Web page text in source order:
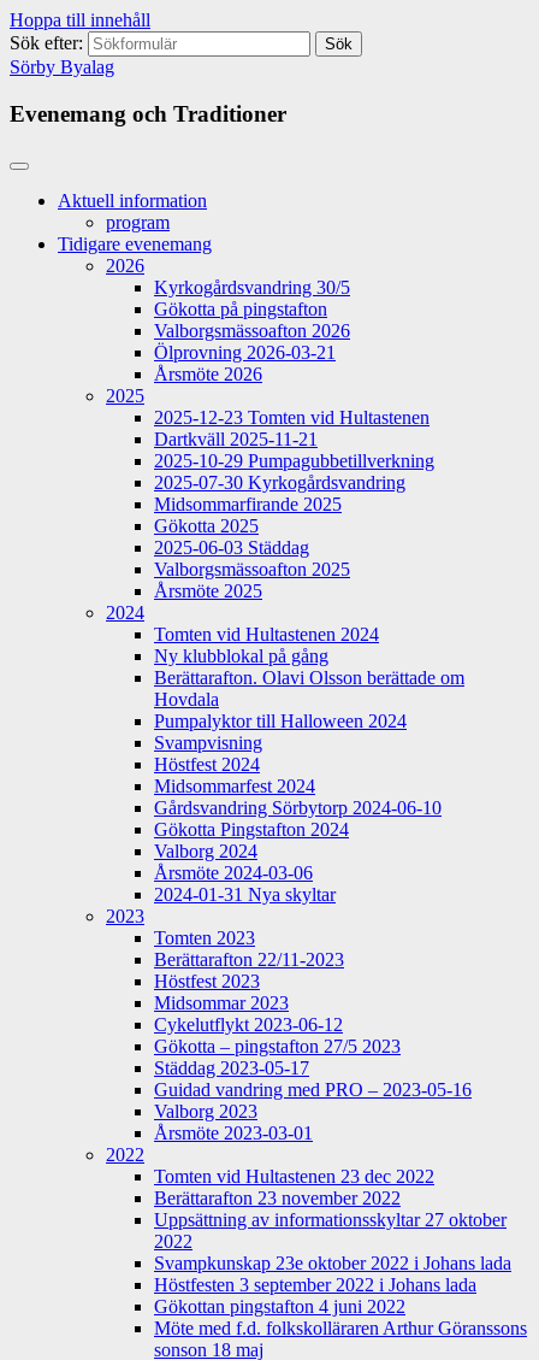
Hoppa till innehåll
Sök efter:
Sörby Byalag
Evenemang och Traditioner
Aktuell information
program
Tidigare evenemang
2026
Kyrkogårdsvandring 30/5
Gökotta på pingstafton
Valborgsmässoafton 2026
Ölprovning 2026-03-21
Årsmöte 2026
2025
2025-12-23 Tomten vid Hultastenen
Dartkväll 2025-11-21
2025-10-29 Pumpagubbetillverkning
2025-07-30 Kyrkogårdsvandring
Midsommarfirande 2025
Gökotta 2025
2025-06-03 Städdag
Valborgsmässoafton 2025
Årsmöte 2025
2024
Tomten vid Hultastenen 2024
Ny klubblokal på gång
Berättarafton. Olavi Olsson berättade om
Hovdala
Pumpalyktor till Halloween 2024
Svampvisning
Höstfest 2024
Midsommarfest 2024
Gårdsvandring Sörbytorp 2024-06-10
Gökotta Pingstafton 2024
Valborg 2024
Årsmöte 2024-03-06
2024-01-31 Nya skyltar
2023
Tomten 2023
Berättarafton 22/11-2023
Höstfest 2023
Midsommar 2023
Cykelutflykt 2023-06-12
Gökotta – pingstafton 27/5 2023
Städdag 2023-05-17
Guidad vandring med PRO – 2023-05-16
Valborg 2023
Årsmöte 2023-03-01
2022
Tomten vid Hultastenen 23 dec 2022
Berättarafton 23 november 2022
Uppsättning av informationsskyltar 27 oktober
2022
Svampkunskap 23e oktober 2022 i Johans lada
Höstfesten 3 september 2022 i Johans lada
Gökottan pingstafton 4 juni 2022
Möte med f.d. folkskolläraren Arthur Göranssons
sonson 18 maj